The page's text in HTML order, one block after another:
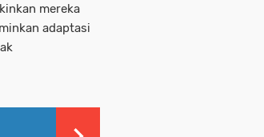
mereka
adaptasi